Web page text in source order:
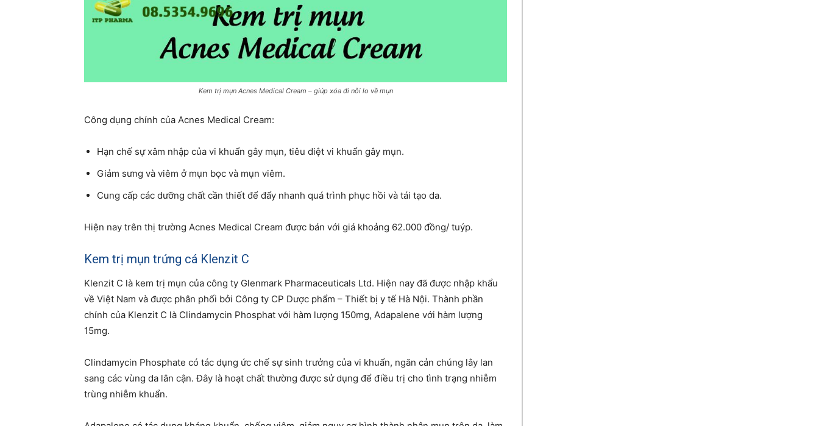
Kem trị mụn Acnes Medical Cream – giúp xóa đi nỗi lo về mụn
Công dụng chính của Acnes Medical Cream:
Hạn chế sự xâm nhập của vi khuẩn gây mụn, tiêu diệt vi khuẩn gây mụn.
Giảm sưng và viêm ở mụn bọc và mụn viêm.
Cung cấp các dưỡng chất cần thiết để đẩy nhanh quá trình phục hồi và tái tạo da.
Hiện nay trên thị trường Acnes Medical Cream được bán với giá khoảng 62.000 đồng/ tuýp.
Kem trị mụn trứng cá Klenzit C
Klenzit C là kem trị mụn của công ty Glenmark Pharmaceuticals Ltd. Hiện nay đã được nhập khẩu
về Việt Nam và được phân phối bởi Công ty CP Dược phẩm – Thiết bị y tế Hà Nội. Thành phần
chính của Klenzit C là Clindamycin Phosphat với hàm lượng 150mg, Adapalene với hàm lượng
15mg.
Clindamycin Phosphate có tác dụng ức chế sự sinh trưởng của vi khuẩn, ngăn cản chúng lây lan
sang các vùng da lân cận. Đây là hoạt chất thường được sử dụng để điều trị cho tình trạng nhiễm
trùng nhiễm khuẩn.